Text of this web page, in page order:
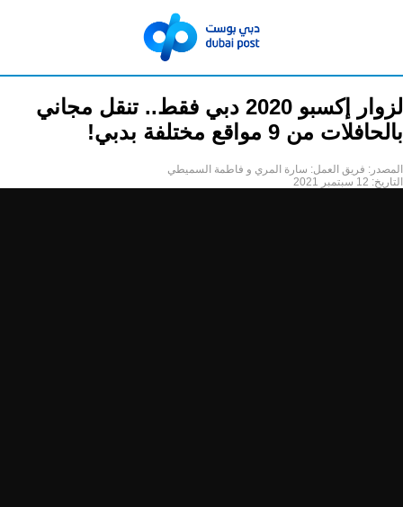
لزوار إكسبو 2020 دبي فقط.. تنقل مجاني
بالحافلات من 9 مواقع مختلفة بدبي!
المصدر: فريق العمل: سارة المري و فاطمة السميطي
التاريخ: 12 سبتمبر 2021